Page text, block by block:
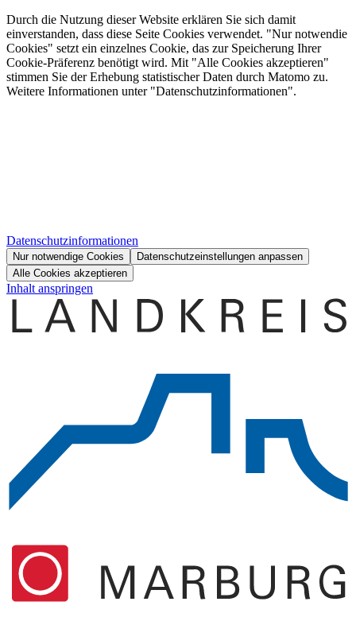
Durch die Nutzung dieser Website erklären Sie sich damit
einverstanden, dass diese Seite Cookies verwendet. "Nur notwendie
Cookies" setzt ein einzelnes Cookie, das zur Speicherung Ihrer
Cookie-Präferenz benötigt wird. Mit "Alle Cookies akzeptieren"
stimmen Sie der Erhebung statistischer Daten durch Matomo zu.
Weitere Informationen unter "Datenschutzinformationen".
Datenschutzinformationen
Nur notwendige Cookies
Datenschutzeinstellungen anpassen
Alle Cookies akzeptieren
Inhalt anspringen